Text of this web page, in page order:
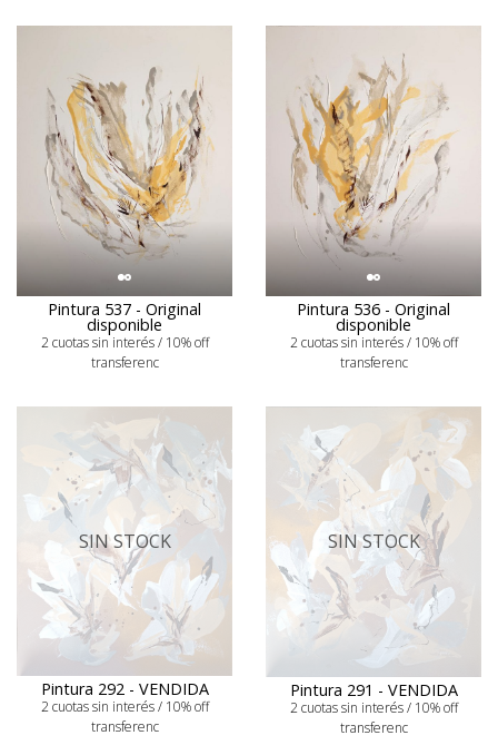
Pintura 537 - Original
disponible
2 cuotas sin interés / 10% off
transferenc
Pintura 536 - Original
disponible
2 cuotas sin interés / 10% off
transferenc
SIN STOCK
Pintura 292 - VENDIDA
2 cuotas sin interés / 10% off
transferenc
SIN STOCK
Pintura 291 - VENDIDA
2 cuotas sin interés / 10% off
transferenc